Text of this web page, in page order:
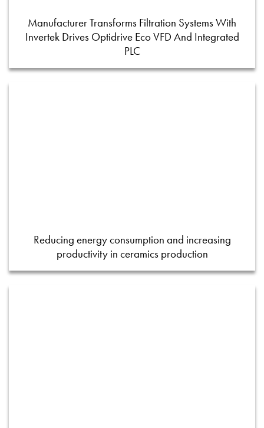
Manufacturer Transforms Filtration Systems With
Invertek Drives Optidrive Eco VFD And Integrated
PLC
Reducing energy consumption and increasing
productivity in ceramics production